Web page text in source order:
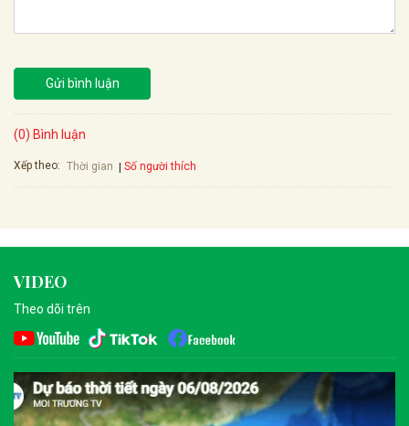
Gửi bình luận
(0) Bình luận
Xếp theo: Thời gian Số người thích
VIDEO
Theo dõi trên